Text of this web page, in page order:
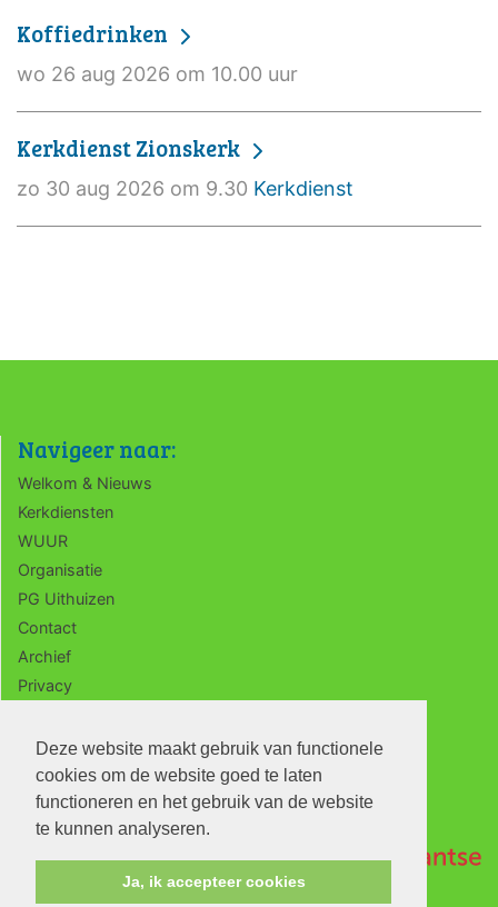
Deze website maakt gebruik van functionele
cookies om de website goed te laten
functioneren en het gebruik van de website
te kunnen analyseren.
Ja, ik accepteer cookies
Koffiedrinken
wo 26 aug 2026 om 10.00 uur
Kerkdienst Zionskerk
zo 30 aug 2026 om 9.30 Kerkdienst
Navigeer naar:
Welkom & Nieuws
Kerkdiensten
WUUR
Organisatie
PG Uithuizen
Contact
Archief
Privacy